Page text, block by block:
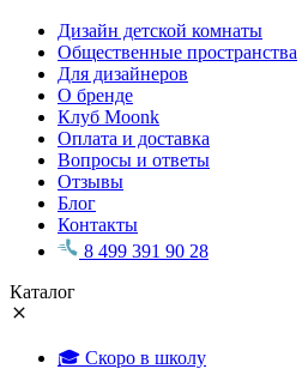
Дизайн детской комнаты
Общественные пространства
Для дизайнеров
О бренде
Клуб Moonk
Оплата и доставка
Вопросы и ответы
Отзывы
Блог
Контакты
8 499 391 90 28
Каталог
🎓 Скоро в школу